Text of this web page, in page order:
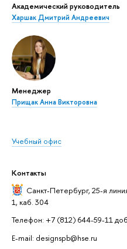
Академический руководитель
Харшак Дмитрий Андреевич
Менеджер
Прищак Анна Викторовна
Учебный офис
Контакты
Санкт-Петербург, 25-я
1, каб. 304
Телефон: +7 (812) 644-59-11
E-mail: designspb@hse.ru